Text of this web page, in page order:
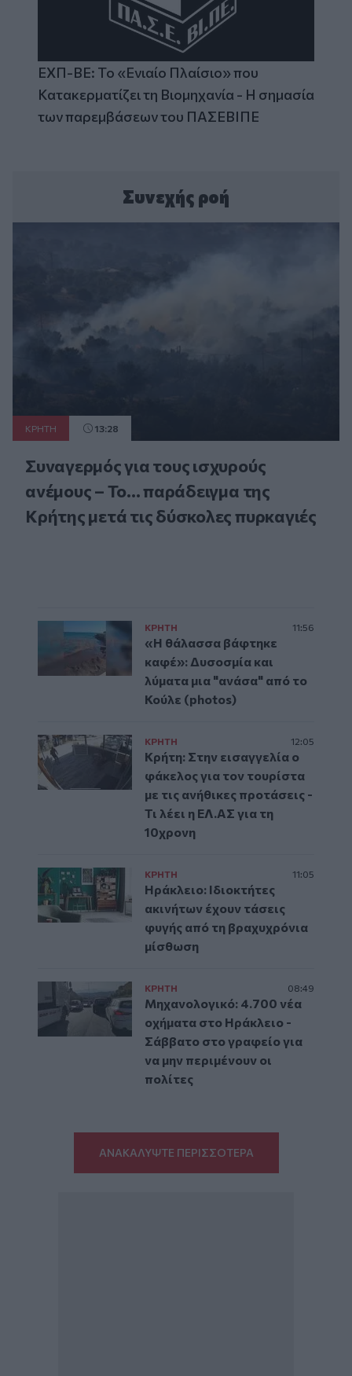
ΕΧΠ-ΒΕ: Το «Ενιαίο Πλαίσιο» που
Κατακερματίζει τη Βιομηχανία - Η σημασία
των παρεμβάσεων του ΠΑΣΕΒΙΠΕ
Συνεχής ροή
ΚΡΗΤΗ 13:28
Συναγερμός για τους ισχυρούς
ανέμους – Το... παράδειγμα της
Κρήτης μετά τις δύσκολες πυρκαγιές
ΚΡΗΤΗ 11:56
«Η θάλασσα βάφτηκε
καφέ»: Δυσοσμία και
λύματα μια "ανάσα" από το
Κούλε (photos)
ΚΡΗΤΗ 12:05
Κρήτη: Στην εισαγγελία ο
φάκελος για τον τουρίστα
με τις ανήθικες προτάσεις -
Τι λέει η ΕΛ.ΑΣ για τη
10χρονη
ΚΡΗΤΗ 11:05
Ηράκλειο: Ιδιοκτήτες
ακινήτων έχουν τάσεις
φυγής από τη βραχυχρόνια
μίσθωση
ΚΡΗΤΗ 08:49
Μηχανολογικό: 4.700 νέα
οχήματα στο Ηράκλειο -
Σάββατο στο γραφείο για
να μην περιμένουν οι
πολίτες
ΑΝΑΚΑΛΥΨΤΕ ΠΕΡΙΣΣΟΤΕΡΑ